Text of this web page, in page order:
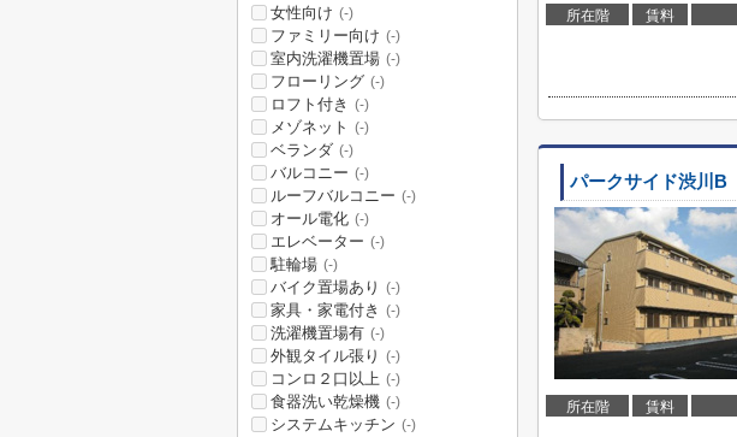
所在階 賃料
パークサイド渋川B
所在階 賃料
女性向け (-)
ファミリー向け (-)
室内洗濯機置場 (-)
フローリング (-)
ロフト付き (-)
メゾネット (-)
ベランダ (-)
バルコニー (-)
ルーフバルコニー (-)
オール電化 (-)
エレベーター (-)
駐輪場 (-)
バイク置場あり (-)
家具・家電付き (-)
洗濯機置場有 (-)
外観タイル張り (-)
コンロ２口以上 (-)
食器洗い乾燥機 (-)
システムキッチン (-)